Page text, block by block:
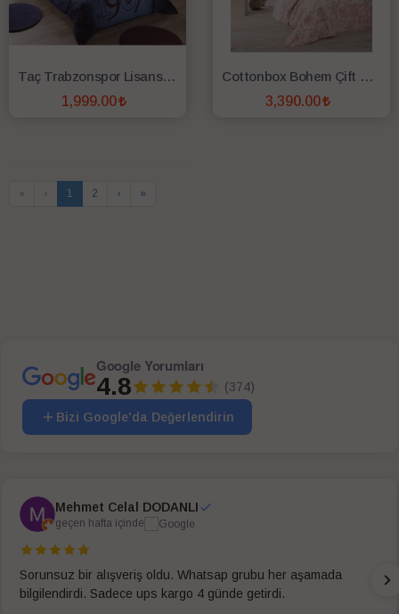
Taç Trabzonspor Lisanslı Complate Set
1,999.00
Cottonbox Bohem Çift Kişilik Complete Set Muna Pembe
3,390.00
« ‹ 1 2 › »
Google Yorumları
4.8 (374)
Bizi Google'da Değerlendirin
Mehmet Celal DODANLI
geçen hafta içinde
Sorunsuz bir alışveriş oldu. Whatsap grubu her aşamada
bilgilendirdi. Sadece ups kargo 4 günde getirdi.